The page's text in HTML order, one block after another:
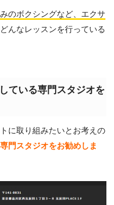
のボクシングなど、エクサ
どんなレッスンを行っている
ている専門スタジオを
に取り組みたいとお考えの
門スタジオをお勧めしま